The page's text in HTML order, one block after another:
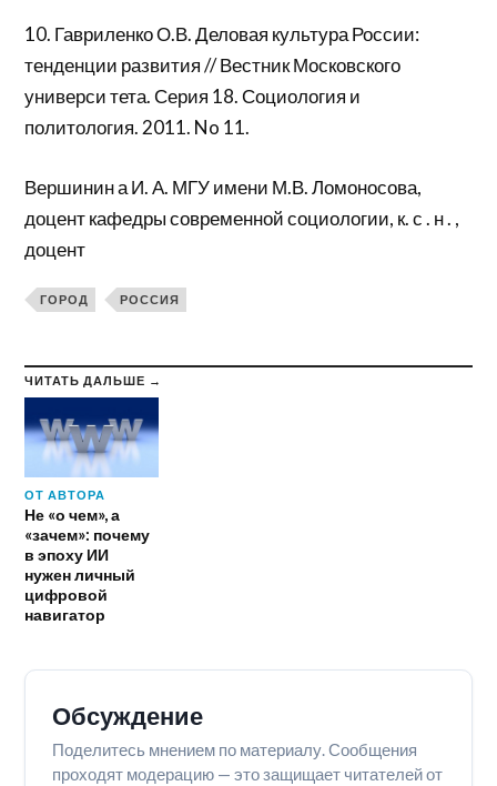
10. Гавриленко О.В. Деловая культура России:
тенденции развития // Вестник Московского
универси тета. Серия 18. Социология и
политология. 2011. No 11.
Вершинин а И. А. МГУ имени М.В. Ломоносова,
доцент кафедры современной социологии, к. с . н . ,
доцент
ГОРОД РОССИЯ
ЧИТАТЬ ДАЛЬШЕ →
ОТ АВТОРА
Не «о чем», а
«зачем»: почему
в эпоху ИИ
нужен личный
цифровой
навигатор
Обсуждение
Поделитесь мнением по материалу. Сообщения
проходят модерацию — это защищает читателей от